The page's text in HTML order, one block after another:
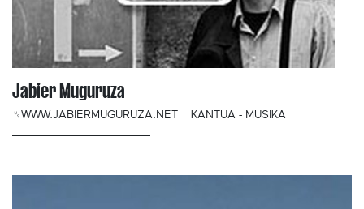
Jabier Muguruza
␟WWW.JABIERMUGURUZA.NET KANTUA - MUSIKA